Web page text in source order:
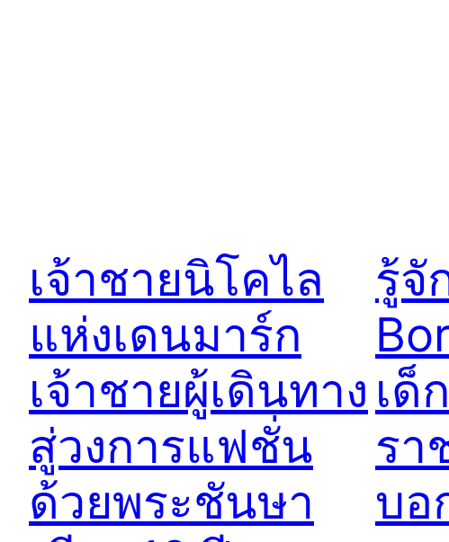
เจ้าชายนิโคไล
แห่งเดนมาร์ก
เจ้าชายผู้เดินทาง
สู่วงการแฟชั่น
ด้วยพระชันษา
รู้จั
เด็
รา
บอ